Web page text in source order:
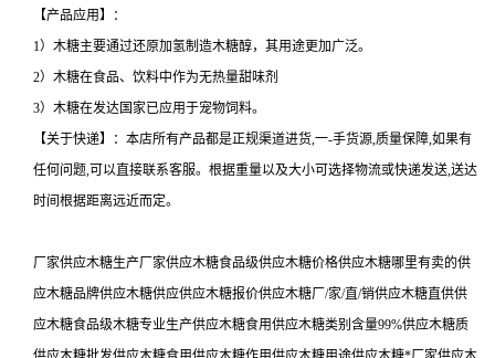
【产品应用】：
1）木糖主要通过还原加氢制造木糖醇，其用途更加广泛。
2）木糖在食品、饮料中作为无热量甜味剂
3）木糖在发达国家已应用于宠物饲料。
【关于快递】：本店所有产品都是正规渠道进货,一-手货源,质量保障,如果有
任何问题,可以直接联系客服。根据重量以及大小可选择物流或快递发送,送达
时间根据距离远近而定。
厂家供应木糖生产厂家供应木糖食品级供应木糖价格供应木糖哪里有卖的供
应木糖品牌供应木糖供应供应木糖报价供应木糖厂/家/直/销供应木糖直供供
应木糖食品级木糖专业生产供应木糖食用供应木糖类别含量99%供应木糖质